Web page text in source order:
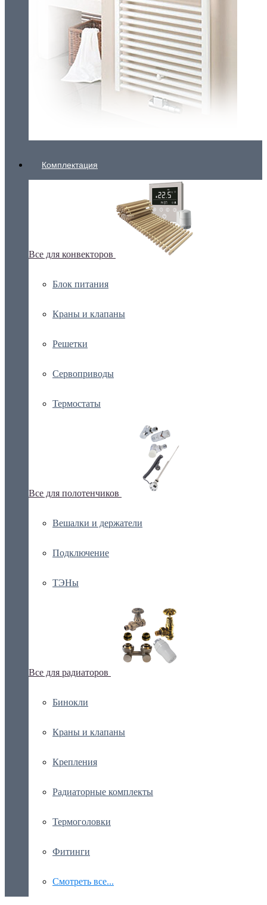
Комплектация
Все для конвекторов
Блок питания
Краны и клапаны
Решетки
Сервоприводы
Термостаты
Все для полотенчиков
Вешалки и держатели
Подключение
ТЭНы
Все для радиаторов
Бинокли
Краны и клапаны
Крепления
Радиаторные комплекты
Термоголовки
Фитинги
Смотреть все...